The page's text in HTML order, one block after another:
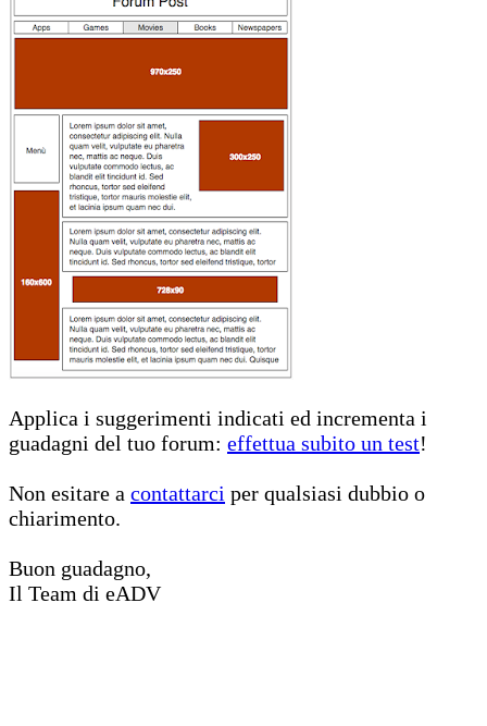
Applica i suggerimenti indicati ed incrementa i
guadagni del tuo forum: effettua subito un test!
Non esitare a contattarci per qualsiasi dubbio o
chiarimento.
Buon guadagno,
Il Team di eADV